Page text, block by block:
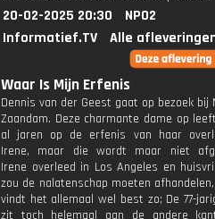
20-02-2025 20:30
NPO2
Informatief.TV
Alle
Waar Is Mijn Erfenis
Dennis van der Geest gaat op bezoek bij
Zaandam. Deze charmante dame op
al jaren op de erfenis van haar
Irene, maar die wordt maar niet
Irene overleed in Los Angeles en
zou de nalatenschap moeten
vindt het allemaal wel best zo; De 77-
zit toch helemaal aan de andere